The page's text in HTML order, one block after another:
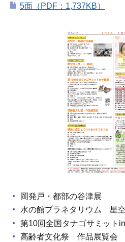
5面（PDF：1,737KB）
岡発戸・都部の谷津展
水の館プラネタリウム 星空
第10回全国タナゴサミット
高齢者文化祭 作品展覧会